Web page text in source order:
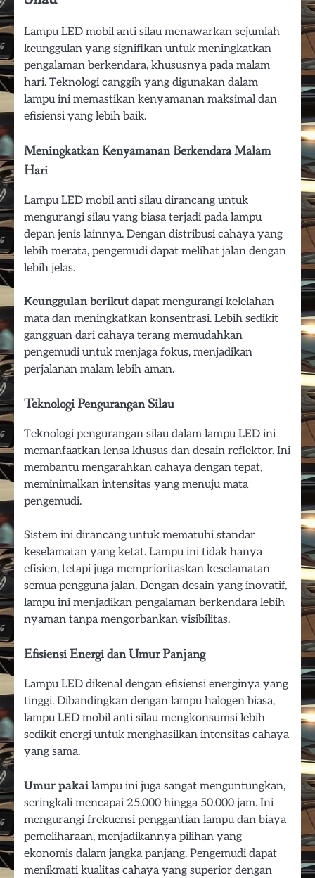
Lampu LED mobil anti silau menawarkan sejumlah
keunggulan yang signifikan untuk meningkatkan
pengalaman berkendara, khususnya pada malam
hari. Teknologi canggih yang digunakan dalam
lampu ini memastikan kenyamanan maksimal dan
efisiensi yang lebih baik.
Meningkatkan Kenyamanan Berkendara Malam
Hari
Lampu LED mobil anti silau dirancang untuk
mengurangi silau yang biasa terjadi pada lampu
depan jenis lainnya. Dengan distribusi cahaya yang
lebih merata, pengemudi dapat melihat jalan dengan
lebih jelas.
Keunggulan berikut dapat mengurangi kelelahan
mata dan meningkatkan konsentrasi. Lebih sedikit
gangguan dari cahaya terang memudahkan
pengemudi untuk menjaga fokus, menjadikan
perjalanan malam lebih aman.
Teknologi Pengurangan Silau
Teknologi pengurangan silau dalam lampu LED ini
memanfaatkan lensa khusus dan desain reflektor. Ini
membantu mengarahkan cahaya dengan tepat,
meminimalkan intensitas yang menuju mata
pengemudi.
Sistem ini dirancang untuk mematuhi standar
keselamatan yang ketat. Lampu ini tidak hanya
efisien, tetapi juga memprioritaskan keselamatan
semua pengguna jalan. Dengan desain yang inovatif,
lampu ini menjadikan pengalaman berkendara lebih
nyaman tanpa mengorbankan visibilitas.
Efisiensi Energi dan Umur Panjang
Lampu LED dikenal dengan efisiensi energinya yang
tinggi. Dibandingkan dengan lampu halogen biasa,
lampu LED mobil anti silau mengkonsumsi lebih
sedikit energi untuk menghasilkan intensitas cahaya
yang sama.
Umur pakai lampu ini juga sangat menguntungkan,
seringkali mencapai 25.000 hingga 50.000 jam. Ini
mengurangi frekuensi penggantian lampu dan biaya
pemeliharaan, menjadikannya pilihan yang
ekonomis dalam jangka panjang. Pengemudi dapat
menikmati kualitas cahaya yang superior dengan